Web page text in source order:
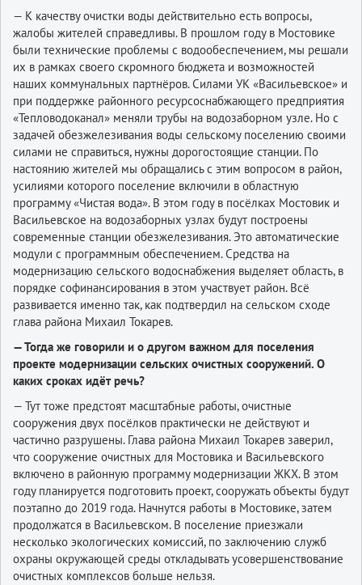
— К качеству очистки воды действительно есть вопросы,
жалобы жителей справедливы. В прошлом году в Мостовике
были технические проблемы с водообеспечением, мы решали
их в рамках своего скромного бюджета и возможностей
наших коммунальных партнёров. Силами УК «Васильевское» и
при поддержке районного ресурсоснабжающего предприятия
«Тепловодоканал» меняли трубы на водозаборном узле. Но с
задачей обезжелезивания воды сельскому поселению своими
силами не справиться, нужны дорогостоящие станции. По
настоянию жителей мы обращались с этим вопросом в район,
усилиями которого поселение включили в областную
программу «Чистая вода». В этом году в посёлках Мостовик и
Васильевское на водозаборных узлах будут построены
современные станции обезжелезивания. Это автоматические
модули с программным обеспечением. Средства на
модернизацию сельского водоснабжения выделяет область, в
порядке софинансирования в этом участвует район. Всё
развивается именно так, как подтвердил на сельском сходе
глава района Михаил Токарев.
— Тогда же говорили и о другом важном для поселения
проекте модернизации сельских очистных сооружений. О
каких сроках идёт речь?
— Тут тоже предстоят масштабные работы, очистные
сооружения двух посёлков практически не действуют и
частично разрушены. Глава района Михаил Токарев заверил,
что сооружение очистных для Мостовика и Васильевского
включено в районную программу модернизации ЖКХ. В этом
году планируется подготовить проект, сооружать объекты будут
поэтапно до 2019 года. Начнутся работы в Мостовике, затем
продолжатся в Васильевском. В поселение приезжали
несколько экологических комиссий, по заключению служб
охраны окружающей среды откладывать усовершенствование
очистных комплексов больше нельзя.